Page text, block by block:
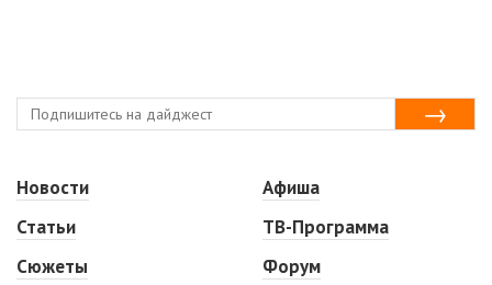
Новости
Статьи
Сюжеты
Афиша
ТВ-Программа
Форум